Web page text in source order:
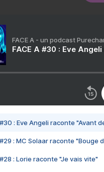
FACE A - un podcast
FACE A #30 : Eve
#30 : Eve Angeli raconte "Avant
#29 : MC Solaar raconte "Bouge
#28 : Lorie raconte "Je vais vite"